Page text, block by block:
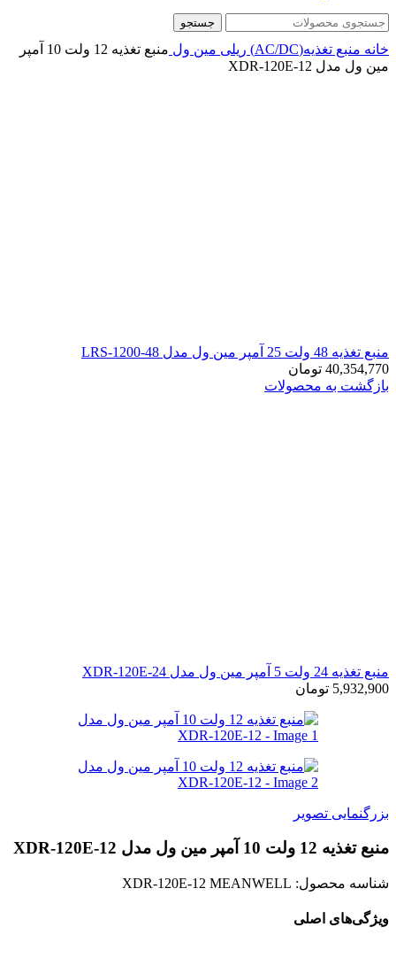
جستجو
خانه منبع تغذیه(AC/DC) ریلی مین ول
منبع تغذیه 12 ولت 10 آمپر
مین ول مدل XDR-120E-12
منبع تغذیه 48 ولت 25 آمپر مین ول مدل LRS-1200-48
40,354,770 تومان
بازگشت به محصولات
منبع تغذیه 24 ولت 5 آمپر مین ول مدل XDR-120E-24
5,932,900 تومان
بزرگنمایی تصویر
منبع تغذیه 12 ولت 10 آمپر مین ول مدل XDR-120E-12
شناسه محصول: XDR-120E-12 MEANWELL
ویژگی‌های اصلی